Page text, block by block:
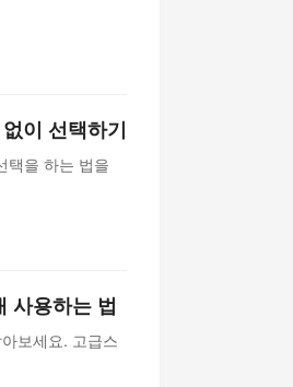
이 선택하기
택을 하는 법을
사용하는 법
보세요. 고급스